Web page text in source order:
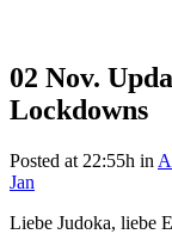
Update:
02 Nov.
Lockdowns
Posted at 22:55h in
Jan
Liebe Judoka, liebe